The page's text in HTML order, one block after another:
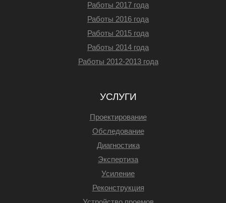
Работы 2017 года
Работы 2016 года
Работы 2015 года
Работы 2014 года
Работы 2012-2013 года
УСЛУГИ
Проектирование
Обследование
Диагностика
Экспертиза
Усиление
Реконструкция